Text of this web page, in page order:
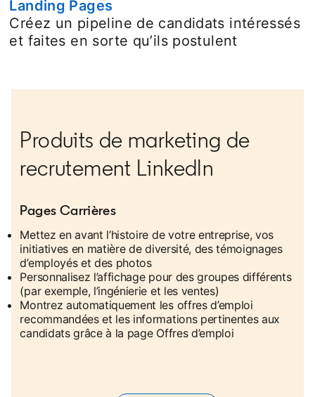
Landing Pages
Créez un pipeline de candidats intéressés
et faites en sorte qu’ils postulent
Produits de marketing de
recrutement LinkedIn
Pages Carrières
Mettez en avant l’histoire de votre entreprise, vos
initiatives en matière de diversité, des témoignages
d’employés et des photos
Personnalisez l’affichage pour des groupes différents
(par exemple, l’ingénierie et les ventes)
Montrez automatiquement les offres d’emploi
recommandées et les informations pertinentes aux
candidats grâce à la page Offres d’emploi